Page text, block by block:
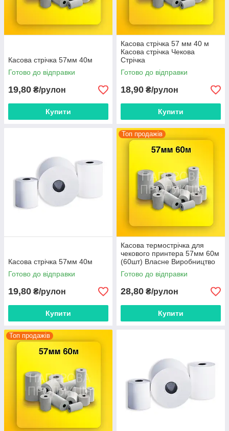
Касова стрічка 57мм 40м
Готово до відправки
19,80 ₴/рулон
Купити
Касова стрічка 57 мм 40 м
Касова стрічка Чекова
Стрічка
Готово до відправки
18,90 ₴/рулон
Купити
Касова стрічка 57мм 40м
Готово до відправки
19,80 ₴/рулон
Купити
Топ продажів
Касова термострічка для
чекового принтера 57мм 60м
(60шт) Власне Виробництво
касова стрічка
Готово до відправки
28,80 ₴/рулон
Купити
Топ продажів